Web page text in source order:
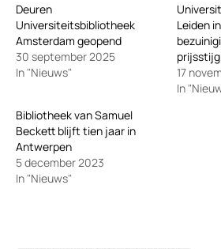
Deuren
Universiteitsbibliotheek
Amsterdam geopend
30 september 2025
In "Nieuws"
Leiden
17
In
Bibliotheek van Samuel
Beckett blijft tien jaar in
Antwerpen
5 december 2023
In "Nieuws"